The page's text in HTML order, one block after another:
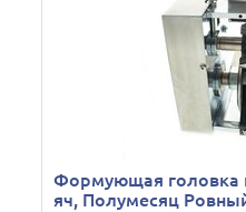
Формующая головка
яч, Полумесяц